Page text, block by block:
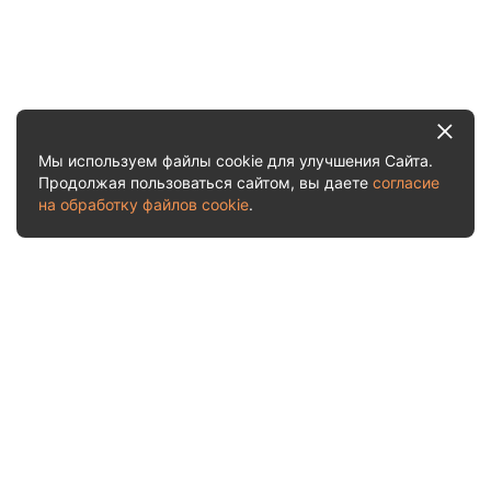
Мы используем файлы cookie для улучшения Сайта.
Продолжая пользоваться сайтом, вы даете согласие
на обработку файлов cookie.